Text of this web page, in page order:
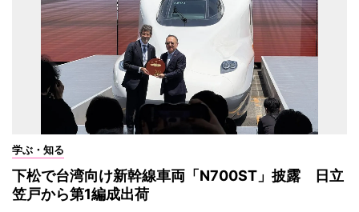
学ぶ・知る
下松で台湾向け新幹線車両「N700ST」披露 日立
笠戸から第1編成出荷